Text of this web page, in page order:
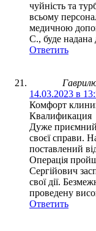
чуйність та
всьому
медичною
С., буде надана
Ответить
14.03.2023 в
Комфорт
Квалификация
Дуже
своєї справи.
поставлений
Операція
Сергійович
свої дії.
проведену
Ответить